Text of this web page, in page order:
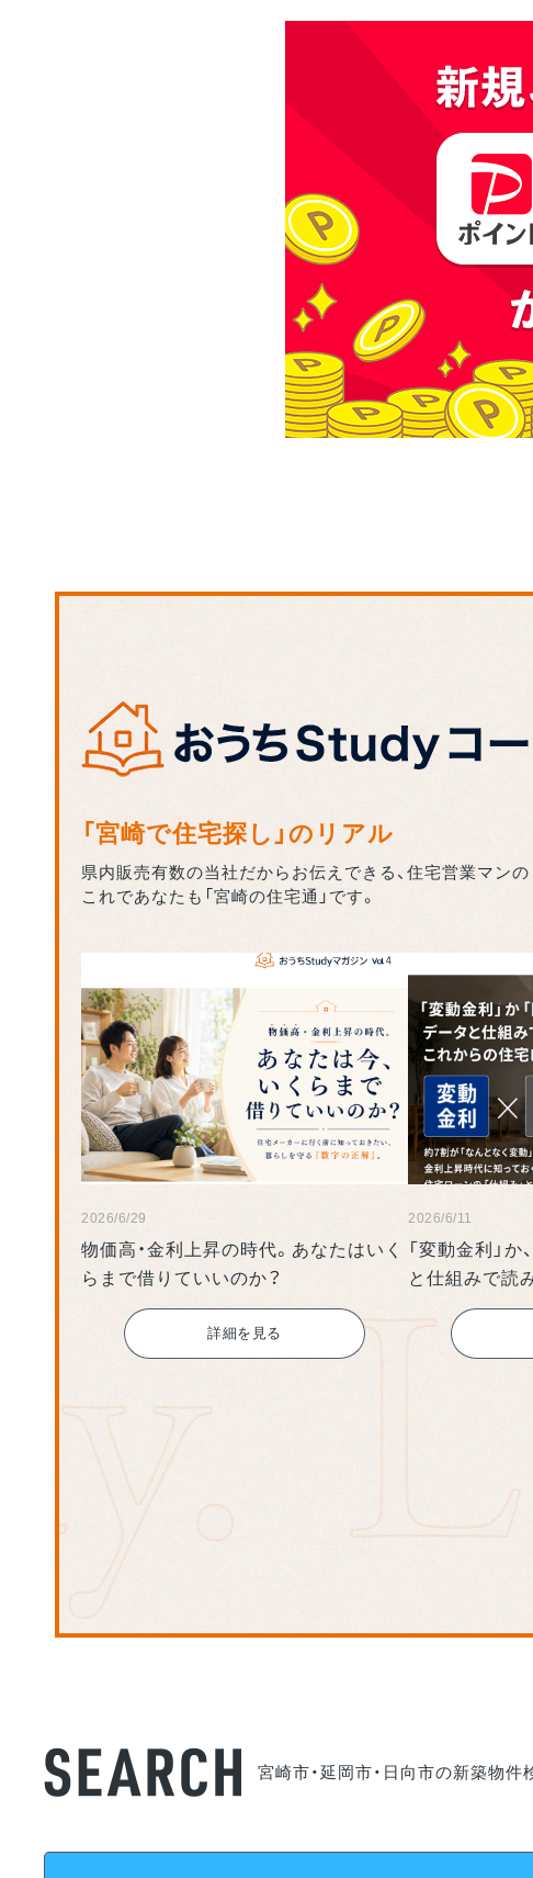
「宮崎で住宅探し」のリアル
県内販売有数の当社だからお伝えできる、住宅営業マン
これであなたも「宮崎の住宅通」です。
2026/6/29
物価高・金利上昇の時代。あなたはいく
らまで借りていいのか？
詳細を見る
2026/6/11
「変動金利」か
と仕組みで読
ローン選び。
宮崎市・延岡市・日向市の新築物件